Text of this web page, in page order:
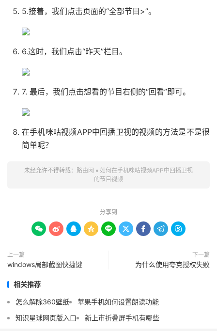
5.接着，我们点击页面的“全部节目>”。
6.这时，我们点击“昨天”栏目。
7. 最后，我们点击想看的节目右侧的“回看”即可。
在手机咪咕视频APP中回播卫视的视频的方法是不是很
简单呢？
未经允许不得转载： 路由网 » 如何在手机咪咕视频APP中回播卫视
的节目视频
分享到
        
上一篇
windows局部截图快捷键
下一篇
为什么使用夸克授权失败
相关推荐
怎么解除360壁纸
苹果手机如何设置朗读功能
知识星球网页版入口
新上市折叠屏手机有哪些